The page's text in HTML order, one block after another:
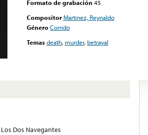
Formato de grabación 45
CompositorMartinez, Reynaldo
Género Corrido
Temasdeath, murder, betrayal
Los Dos Navegantes